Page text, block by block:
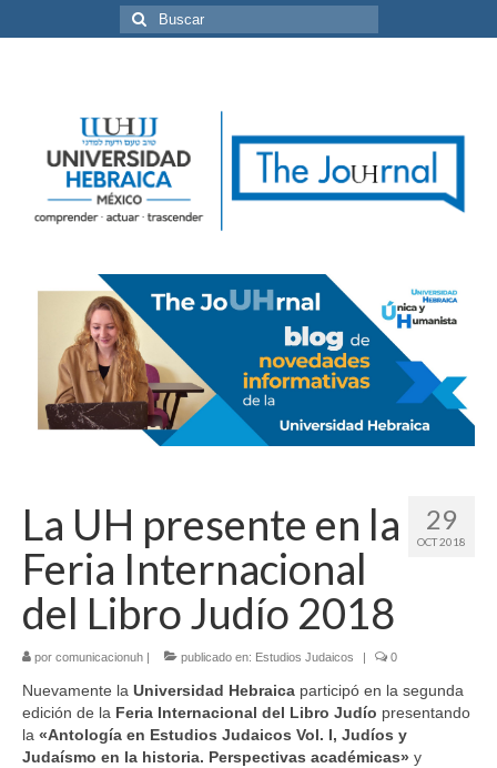
Buscar
por:
29
OCT 2018
La UH presente en la
Feria Internacional
del Libro Judío 2018
por comunicacionuh | publicado en: Estudios Judaicos | 0
Nuevamente la Universidad Hebraica participó en la segunda
edición de la Feria Internacional del Libro Judío presentando
la «Antología en Estudios Judaicos Vol. I, Judíos y
Judaísmo en la historia. Perspectivas académicas» y